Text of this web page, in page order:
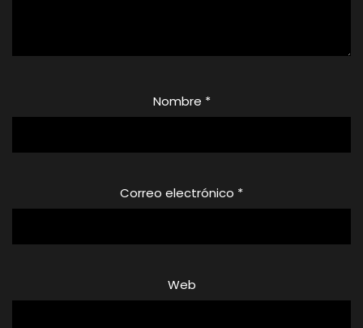
Nombre *
Correo electrónico *
Web